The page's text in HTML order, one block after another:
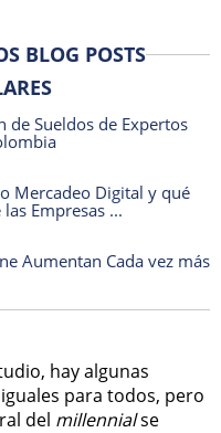
BLOG POSTS
de Sueldos de Expertos
Mercadeo Digital y qué
Empresas ...
Aumentan Cada vez más
hay algunas
para todos, pero
del millennialse